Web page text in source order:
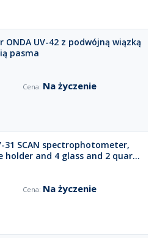
UV-42 z podwójną wiązką
pasma
Na życzenie
31 SCAN spectrophotometer,
holder and 4 glass and 2 quartz
report
Na życzenie